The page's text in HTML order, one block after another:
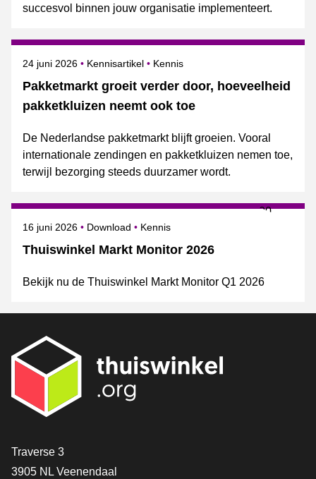
succesvol binnen jouw organisatie implementeert.
Pakketmarkt groeit verder door, hoeveelheid
pakketkluizen neemt ook toe
Gepubliceerd op
24 juni 2026 Kennisartikel Onderwerpen
Kennis
De Nederlandse pakketmarkt blijft groeien. Vooral
internationale zendingen en pakketkluizen nemen toe,
terwijl bezorging steeds duurzamer wordt.
Thuiswinkel Markt Monitor 2026
Gepubliceerd op
16 juni 2026 Download Onderwerpen
Kennis
Bekijk nu de Thuiswinkel Markt Monitor Q1 2026
Contact
Traverse 3
3905 NL Veenendaal